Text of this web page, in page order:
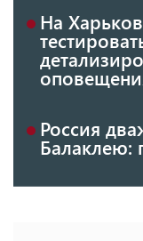
На
Россия
Балаклею: